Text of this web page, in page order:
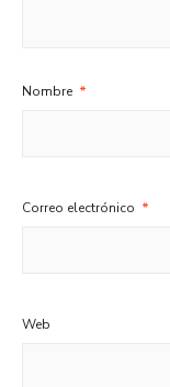
Nombre *
Correo electrónico *
Web